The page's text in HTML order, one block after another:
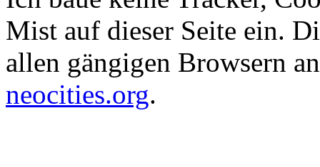
Mist auf dieser Seite ein.
allen gängigen Browsern
neocities.org.